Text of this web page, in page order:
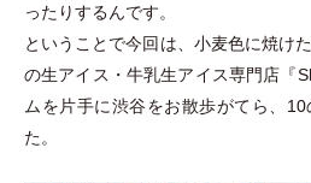
ったりするんです。
ということで今回は、小麦色に焼け
の生アイス ・ 牛乳生アイス専門店『
ムを片手に渋谷をお散歩がてら、
た。